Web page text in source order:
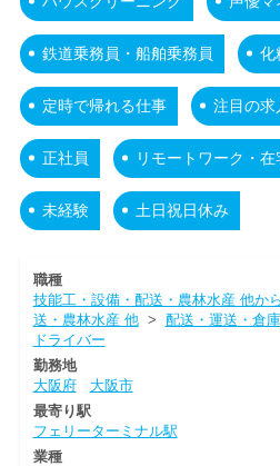
鉄道乗務員・船舶乗務員 化
定時で帰れる仕事 注目の求
正社員 リモートワーク・在
未経験 土日祝日休み
職種
技能工・設備・配送・農林水産 他か
送・農林水産 他> 配送・運送・倉庫
ドライバー
勤務地
大阪府
大阪市
最寄り駅
フェリーターミナル駅
業種